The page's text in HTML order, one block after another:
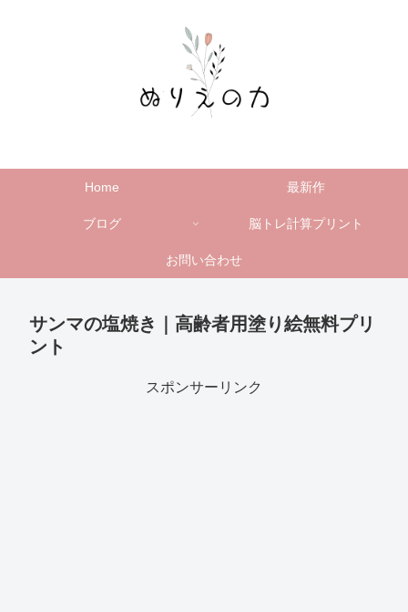
Home 最新作
ブログ 脳トレ計算プリント
お問い合わせ
サンマの塩焼き｜高齢者用塗り絵無料プリ
ント
スポンサーリンク